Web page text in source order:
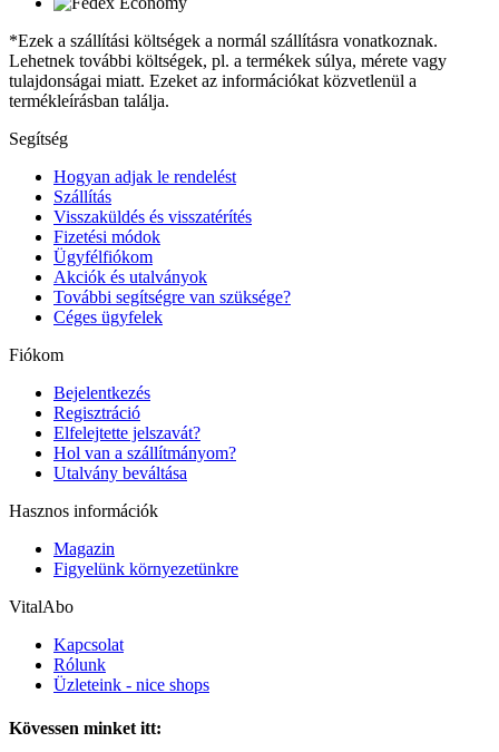
*Ezek a szállítási költségek a normál szállításra vonatkoznak.
Lehetnek további költségek, pl. a termékek súlya, mérete vagy
tulajdonságai miatt. Ezeket az információkat közvetlenül a
termékleírásban találja.
Segítség
Hogyan adjak le rendelést
Szállítás
Visszaküldés és visszatérítés
Fizetési módok
Ügyfélfiókom
Akciók és utalványok
További segítségre van szüksége?
Céges ügyfelek
Fiókom
Bejelentkezés
Regisztráció
Elfelejtette jelszavát?
Hol van a szállítmányom?
Utalvány beváltása
Hasznos információk
Magazin
Figyelünk környezetünkre
VitalAbo
Kapcsolat
Rólunk
Üzleteink - nice shops
Kövessen minket itt: